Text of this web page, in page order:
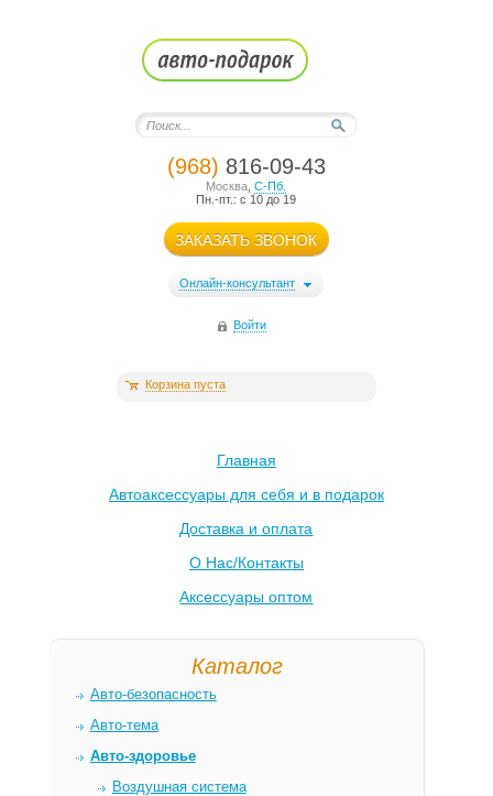
(968) 816-09-43
Москва ,С-Пб.
Пн.-пт.: с 10 до 19
ЗАКАЗАТЬ ЗВОНОК
Онлайн-консультант
Войти
Корзина пуста
Главная
Автоаксессуары для себя и в подарок
Доставка и оплата
О Нас/Контакты
Аксессуары оптом
Каталог
Авто-безопасность
Авто-тема
Авто-здоровье
Воздушная система